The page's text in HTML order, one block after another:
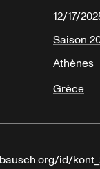
12/17/
Saison
Athènes
Grèce
id/